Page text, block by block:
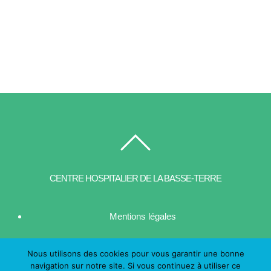
CENTRE HOSPITALIER DE LA BASSE-TERRE
Mentions légales
Nous utilisons des cookies pour vous garantir une bonne
navigation sur notre site. Si vous continuez à utiliser ce